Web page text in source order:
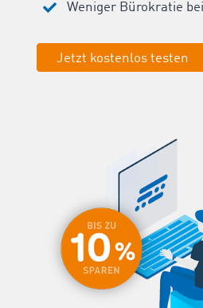
Weniger Bürokratie
Jetzt kostenlos testen